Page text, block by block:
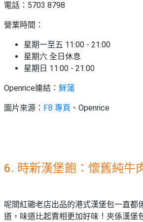
電話：5703 8798
營業時間：
星期一至五 11:00 - 21:00
星期六 全日休息
星期日 11:00 - 21:00
Openrice連結： 鮮蒲
圖片來源： FB 專頁 、Openrice
6. 時新漢堡飽：懷舊純牛
呢間紅磡老店出品的港式漢堡包一直都
道，味道比起賣相更加好味！夾係漢堡